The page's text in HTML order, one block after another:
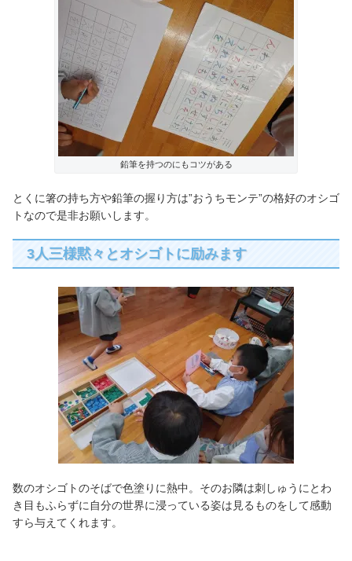
鉛筆を持つのにもコツがある
とくに箸の持ち方や鉛筆の握り方は”おうちモンテ”の格好のオシゴ
トなので是非お願いします。
3人三様黙々とオシゴトに励みます
数のオシゴトのそばで色塗りに熱中。そのお隣は刺しゅうにとわ
き目もふらずに自分の世界に浸っている姿は見るものをして感動
すら与えてくれます。